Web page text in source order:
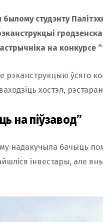
студэнту
на конкурсе
рэканструкцыю ўсяго
хостэл,
на піўзавод”
надакучыла бачыць
інвестары, але